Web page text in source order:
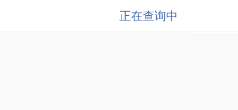
正在查询中